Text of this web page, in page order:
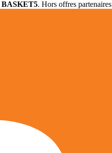
BASKET5. Hors offres partenaires